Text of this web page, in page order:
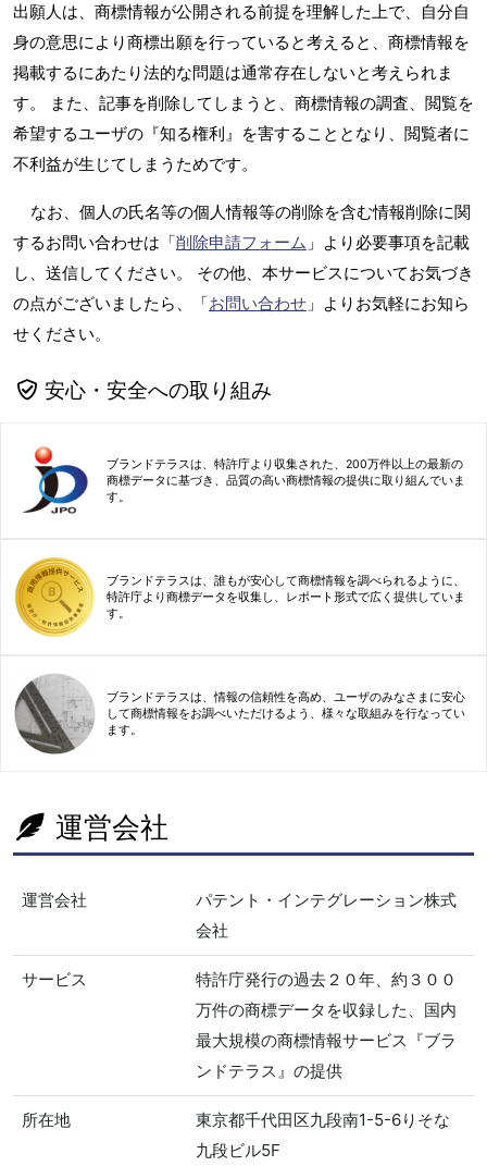
出願人は、商標情報が公開される前提を理解した上で、自分自
身の意思により商標出願を行っていると考えると、商標情報を
掲載するにあたり法的な問題は通常存在しないと考えられま
す。 また、記事を削除してしまうと、商標情報の調査、閲覧を
希望するユーザの『知る権利』を害することとなり、閲覧者に
不利益が生じてしまうためです。
なお、個人の氏名等の個人情報等の削除を含む情報削除に関
するお問い合わせは「削除申請フォーム 」より必要事項を記載
し、送信してください。 その他、本サービスについてお気づき
の点がございましたら、「お問い合わせ 」よりお気軽にお知ら
せください。
安心・安全への取り組み
ブランドテラスは、特許庁より収集された、200万件以上の最新の
商標データに基づき、品質の高い商標情報の提供に取り組んでいま
す。
ブランドテラスは、誰もが安心して商標情報を調べられるように、
特許庁より商標データを収集し、レポート形式で広く提供していま
す。
ブランドテラスは、情報の信頼性を高め、ユーザのみなさまに安心
して商標情報をお調べいただけるよう、様々な取組みを行なってい
ます。
運営会社
運営会社
パテント・インテグレーション株式
会社
サービス
特許庁発行の過去２０年、約３００
万件の商標データを収録した、国内
最大規模の商標情報サービス『ブラ
ンドテラス』の提供
所在地
東京都千代田区九段南1-5-6りそな
九段ビル5F